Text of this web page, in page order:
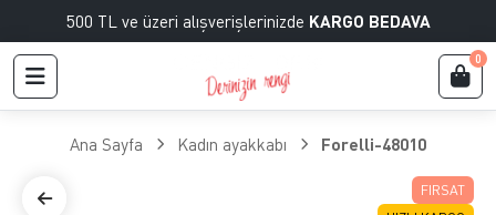
500 TL ve üzeri alışverişlerinizde KARGO BEDAVA
0
Ana Sayfa Kadın ayakkabı Forelli-48010
FIRSAT